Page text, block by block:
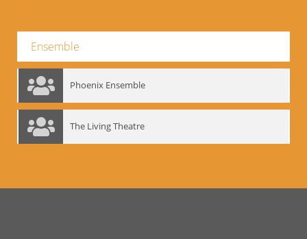
Ensemble
Phoenix Ensemble
The Living Theatre